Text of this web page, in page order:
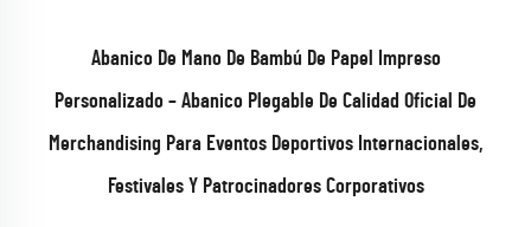
Abanico De Mano De Bambú De Papel Impreso
Personalizado – Abanico Plegable De Calidad Oficial De
Merchandising Para Eventos Deportivos Internacionales,
Festivales Y Patrocinadores Corporativos